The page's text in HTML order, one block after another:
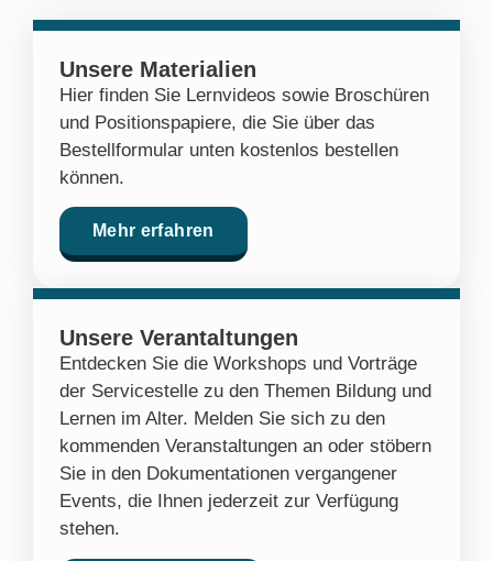
Unsere Materialien
Hier finden Sie Lernvideos sowie Broschüren
und Positionspapiere, die Sie über das
Bestellformular unten kostenlos bestellen
können.
Mehr erfahren
Unsere Verantaltungen
Entdecken Sie die Workshops und Vorträge
der Servicestelle zu den Themen Bildung und
Lernen im Alter. Melden Sie sich zu den
kommenden Veranstaltungen an oder stöbern
Sie in den Dokumentationen vergangener
Events, die Ihnen jederzeit zur Verfügung
stehen.